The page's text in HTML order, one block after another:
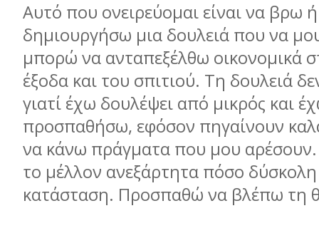
Αυτό που ονειρεύομαι είναι να βρω
δημιουργήσω μια δουλειά που να
μπορώ να ανταπεξέλθω οικονομικά
έξοδα και του σπιτιού. Τη δουλειά
γιατί έχω δουλέψει από μικρός και
προσπαθήσω, εφόσον πηγαίνουν
να κάνω πράγματα που μου αρέσουν.
το μέλλον ανεξάρτητα πόσο
κατάσταση. Προσπαθώ να βλέπω τη